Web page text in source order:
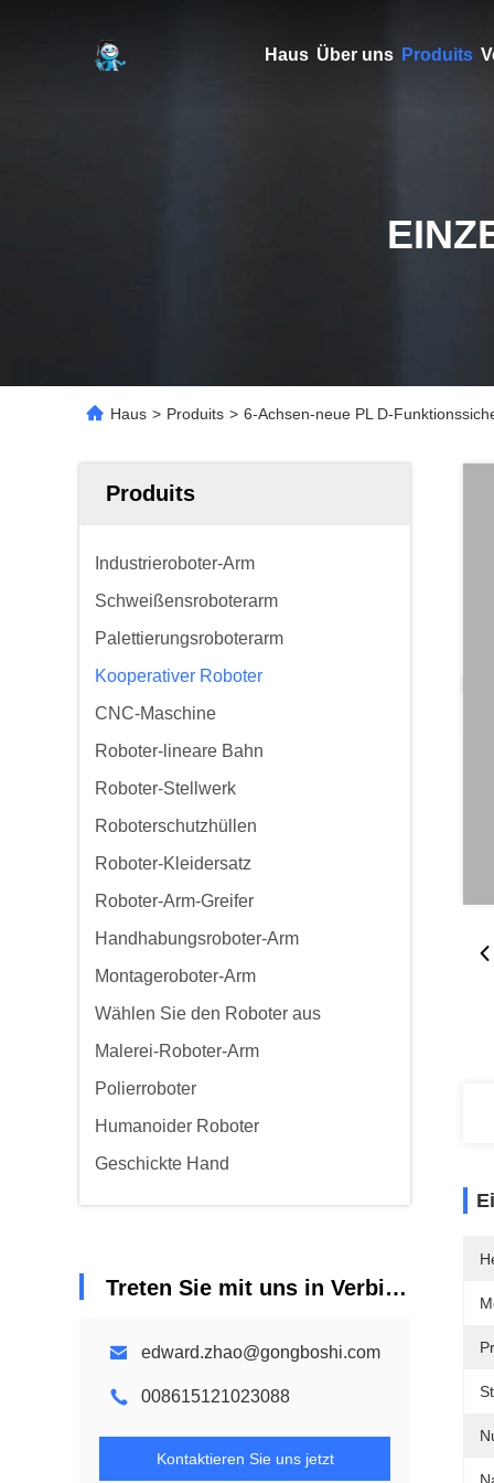
Haus Über uns Produits
Haus > Produits > 6-Achsen-neue PL D-
Produits
Industrieroboter-Arm
Schweißensroboterarm
Palettierungsroboterarm
Kooperativer Roboter
CNC-Maschine
Roboter-lineare Bahn
Roboter-Stellwerk
Roboterschutzhüllen
Roboter-Kleidersatz
Roboter-Arm-Greifer
Handhabungsroboter-Arm
Montageroboter-Arm
Wählen Sie den Roboter aus
Malerei-Roboter-Arm
Polierroboter
Humanoider Roboter
Geschickte Hand
Treten Sie mit uns in Verbindung
edward.zhao@gongboshi.com
008615121023088
Kontaktieren Sie uns jetzt